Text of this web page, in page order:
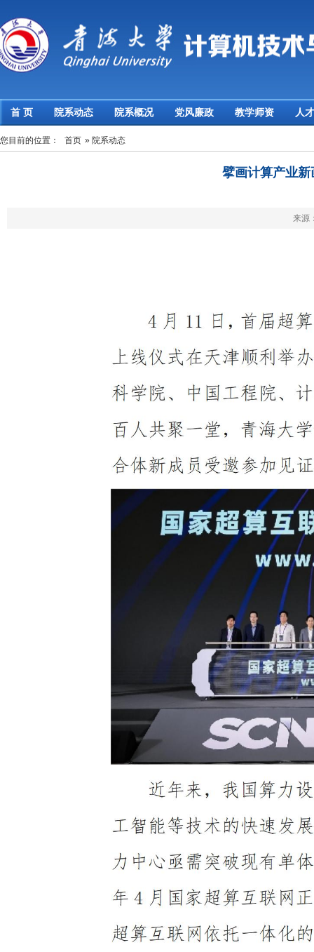
首 页 院系动态 院系概况 党风廉政 教学师资 人
您目前的位置： 首页 » 院系动态
擘画计算产业
来源